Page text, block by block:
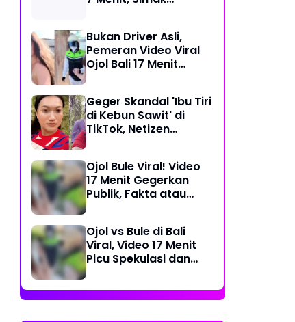
Bukan Driver Asli,
Pemeran Video Viral
Ojol Bali 17 Menit
Geger Skandal 'Ibu Tiri
di Kebun Sawit' di
TikTok, Netizen
Ojol Bule Viral! Video
17 Menit Gegerkan
Publik, Fakta atau
Ojol vs Bule di Bali
Viral, Video 17 Menit
Picu Spekulasi dan